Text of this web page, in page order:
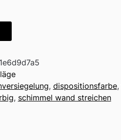
, dispositionsfarbe,
, schimmel wand streichen